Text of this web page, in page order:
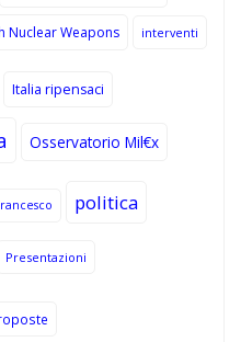
Nuclear Weapons interventi
Italia ripensaci
Osservatorio Mil€x
politica
Presentazioni